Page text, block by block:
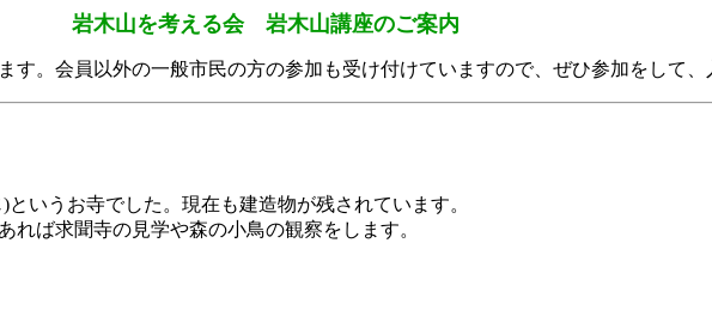
岩木山を考える会 岩木山講座のご案内
。会員以外の一般市民の方の参加も受け付けていますので、ぜひ参加をして、
いうお寺でした。現在も建造物が残されています。
ば求聞寺の見学や森の小鳥の観察をします。